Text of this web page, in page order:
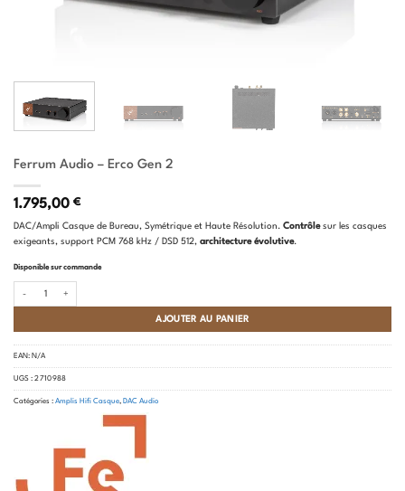
Ferrum Audio – Erco Gen 2
1.795,00 €
DAC/Ampli Casque de Bureau, Symétrique et Haute Résolution. Contrôle sur les casques
exigeants, support PCM 768 kHz / DSD 512, architecture évolutive.
Disponible sur commande
AJOUTER AU PANIER
EAN: N/A
UGS : 2 710 988
Catégories : Amplis Hifi Casque, DAC Audio